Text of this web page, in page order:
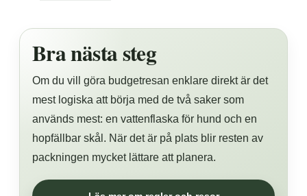
Bra nästa steg
Om du vill göra budgetresan enklare direkt är det
mest logiska att börja med de två saker som
används mest: en vattenflaska för hund och en
hopfällbar skål. När det är på plats blir resten av
packningen mycket lättare att planera.